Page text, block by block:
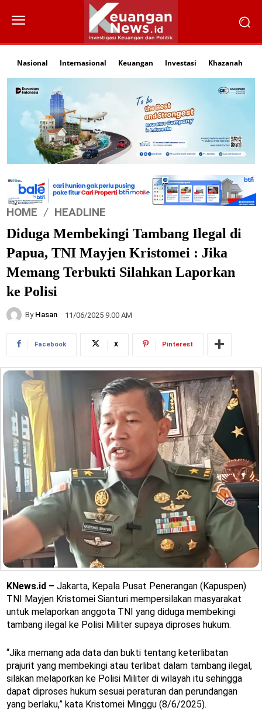
Nasional Internasional Keuangan Investasi Khazanah
HOME HEADLINE
Diduga Membekingi Tambang Ilegal di
Papua, TNI Mayjen Kristomei : Jika
Memang Terbukti Silahkan Laporkan
ke Polisi
By Hasan 11/06/2025 9:00 AM
Facebook X Pinterest
KNews.id – Jakarta, Kepala Pusat Penerangan (Kapuspen)
TNI Mayjen Kristomei Sianturi mempersilakan masyarakat
untuk melaporkan anggota TNI yang diduga membekingi
tambang ilegal ke Polisi Militer supaya diproses hukum.
“Jika memang ada data dan bukti tentang keterlibatan
prajurit yang membekingi atau terlibat dalam tambang ilegal,
silakan melaporkan ke Polisi Militer di wilayah itu sehingga
dapat diproses hukum sesuai peraturan dan perundangan
yang berlaku,” kata Kristomei Minggu (8/6/2025).